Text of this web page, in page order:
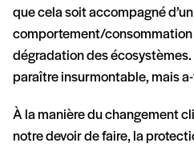
que cela soit accompagné
comportement/
dégradation des
paraître insurmontable, mais
À la manière du changement
notre devoir de faire, la